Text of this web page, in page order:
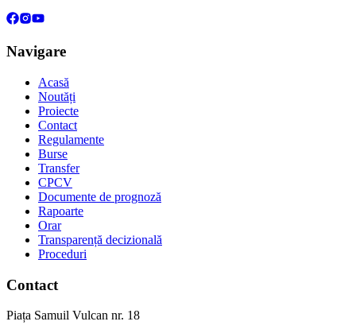
Navigare
Acasă
Noutăți
Proiecte
Contact
Regulamente
Burse
Transfer
CPCV
Documente de prognoză
Rapoarte
Orar
Transparență decizională
Proceduri
Contact
Piața Samuil Vulcan nr. 18